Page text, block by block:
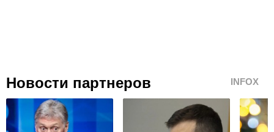
Новости партнеров INFOX